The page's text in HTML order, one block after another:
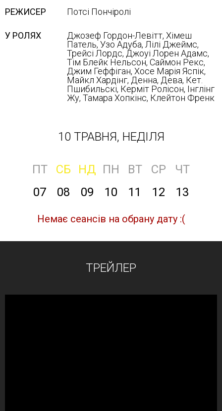
РЕЖИСЕР Потсі Пончіролі
У РОЛЯХ
Джозеф Гордон-Левітт, Хімеш
Патель, Узо Адуба, Лілі Джеймс,
Трейсі Лордс, Джоуі Лорен Адамс,
Тім Блейк Нельсон, Саймон Рекс,
Джим Геффіган, Хосе Марія Яспік,
Майкл Хардінг, Денна, Дева, Кет.
Пшибильскі, Керміт Ролісон, Інглінг
Жу, Тамара Хопкінс, Клейтон Френк
10 ТРАВНЯ, НЕДІЛЯ
ПТ СБ НД ПН ВТ СР
ЧТ
07
08 09 10 11 12 13
Немає сеансів на обрану дату :(
ТРЕЙЛЕР